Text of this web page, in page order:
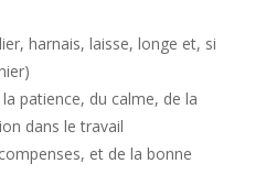
harnais, laisse, longe et, si
patience, du calme, de la
dans le travail
et de la bonne